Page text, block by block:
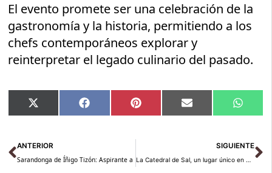
El evento promete ser una celebración de la
gastronomía y la historia, permitiendo a los
chefs contemporáneos explorar y
reinterpretar el legado culinario del pasado.
Compartir
en
X
(Twitter)
Compartir
en
Facebook Compartir
en
Pinterest Compartir
en
Email
en
Ant
ANTERIOR
Sarandonga de Íñigo Tizón: Aspirante a Pincho Medieval Internacional 2024 en
SIGUIENTE
La Catedral de Sal, un lugar único en el Algarve